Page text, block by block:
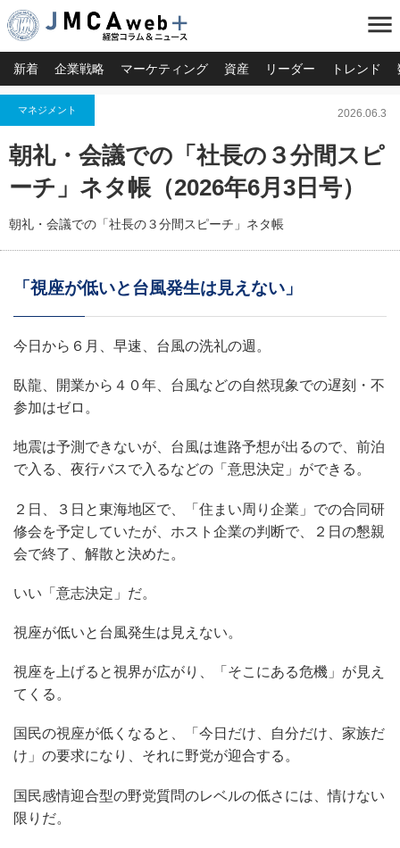
menu
新着 企業戦略 マーケティング 資産 リーダー トレンド
マネジメント 2026.06.3
朝礼・会議での「社長の３分間スピ
ーチ」ネタ帳（2026年6月3日号）
朝礼・会議での「社長の３分間スピーチ」ネタ帳
「視座が低いと台風発生は見えない」
今日から６月、早速、台風の洗礼の週。
臥龍、開業から４０年、台風などの自然現象での遅刻・不
参加はゼロ。
地震は予測できないが、台風は進路予想が出るので、前泊
で入る、夜行バスで入るなどの「意思決定」ができる。
２日、３日と東海地区で、「住まい周り企業」での合同研
修会を予定していたが、ホスト企業の判断で、２日の懇親
会で終了、解散と決めた。
いい「意志決定」だ。
視座が低いと台風発生は見えない。
視座を上げると視界が広がり、「そこにある危機」が見え
てくる。
国民の視座が低くなると、「今日だけ、自分だけ、家族だ
け」の要求になり、それに野党が迎合する。
国民感情迎合型の野党質問のレベルの低さには、情けない
限りだ。